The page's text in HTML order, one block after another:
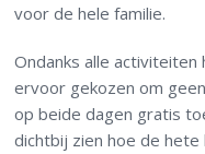
voor de hele familie.
Ondanks alle
ervoor gekozen om
op beide dagen gratis
dichtbij zien hoe de